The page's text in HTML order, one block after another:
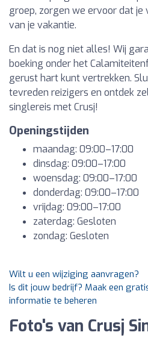
groep, zorgen we ervoor dat
van je vakantie.
En dat is nog niet alles! Wij
boeking onder het
gerust hart kunt vertrekken.
tevreden reizigers en ontdek
singlereis met Crusj!
Openingstijden
maandag: 09:00–17:00
dinsdag: 09:00–17:00
woensdag: 09:00–17:00
donderdag: 09:00–17:00
vrijdag: 09:00–17:00
zaterdag: Gesloten
zondag: Gesloten
Wilt u een wijziging aanvragen?
Is dit jouw bedrijf? Maak een
informatie te beheren
Foto's van Crusj